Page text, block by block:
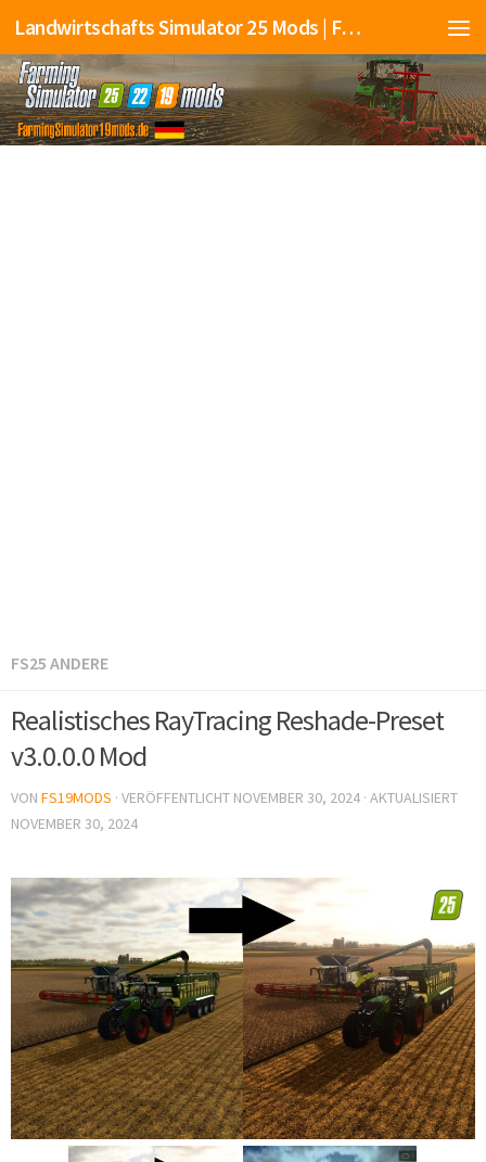
Landwirtschafts Simulator 25 Mods | Farming Simulator 25 Mods | FS25 Mods
FS25 ANDERE
Realistisches RayTracing Reshade-Preset
v3.0.0.0 Mod
VON FS19MODS · VERÖFFENTLICHT NOVEMBER 30, 2024 · AKTUALISIERT
NOVEMBER 30, 2024